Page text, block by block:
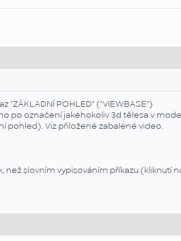
POHLED" ("VIEWBASE")
po označení jakéhokoliv 3d tělesa v
pohled). Viz přiložené zabalené video.
slovním vypisováním příkazu (kliknutí